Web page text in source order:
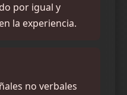
por igual y
la experiencia.
no verbales